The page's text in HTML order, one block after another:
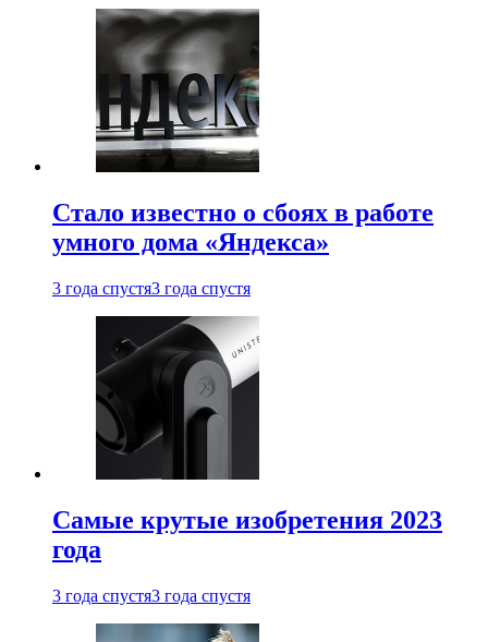
Стало известно о сбоях в работе
умного дома «Яндекса»
3 года спустя3 года спустя
Самые крутые изобретения 2023
года
3 года спустя3 года спустя